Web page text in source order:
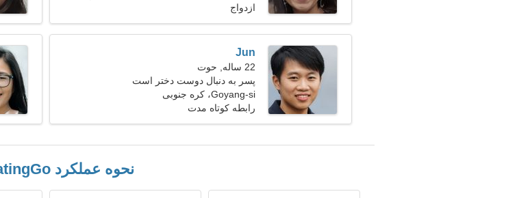
ازدواج
Jun
22 ساله, حوت
پسر به دنبال دوست دختر است
Goyang-si، کره جنوبی
رابطه کوتاه مدت
نحوه عملکرد KorDatingGo